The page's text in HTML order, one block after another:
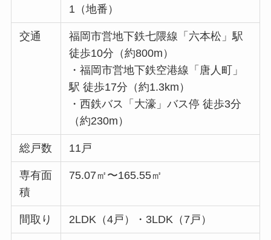
1（地番）
交通
福岡市営地下鉄七隈線「六本松」駅
徒歩10分（約800m）
・福岡市営地下鉄空港線「唐人町」
駅 徒歩17分（約1.3km）
・西鉄バス「大濠」バス停 徒歩3分
（約230m）
総戸数 11戸
専有面
積
75.07㎡〜165.55㎡
間取り 2LDK（4戸）・3LDK（7戸）